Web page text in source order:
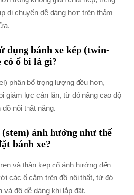
di chuyển dễ dàng hơn trên thảm
dụng bánh xe kép (twin-
có ổ bi là gì?
phân bổ trọng lượng đều hơn,
giảm lực cản lăn, từ đó nâng cao độ
nội thất nặng.
ảnh hưởng như thế
bánh xe?
và thân kẹp cổ ảnh hưởng đến
các ổ cắm trên đồ nội thất, từ đó
và độ dễ dàng khi lắp đặt.